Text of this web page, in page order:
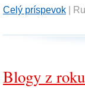
Celý príspevok
Blogy z